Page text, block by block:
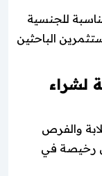
للجنسية
الباحثين
لشراء
والفرص
رخيصة في